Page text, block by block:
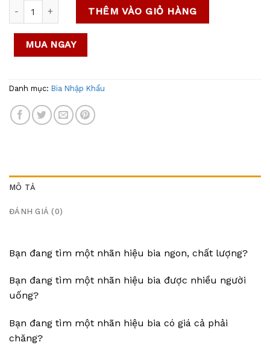
Bia G8 PLATINUM – Chuẩn vị bia ĐỨC số lượng
THÊM VÀO GIỎ HÀNG
MUA NGAY
Danh mục: Bia Nhập Khẩu
MÔ TẢ
ĐÁNH GIÁ (0)
Bạn đang tìm một nhãn hiệu bia ngon, chất lượng?
Bạn đang tìm một nhãn hiệu bia được nhiều người
uống?
Bạn đang tìm một nhãn hiệu bia có giá cả phải
chăng?